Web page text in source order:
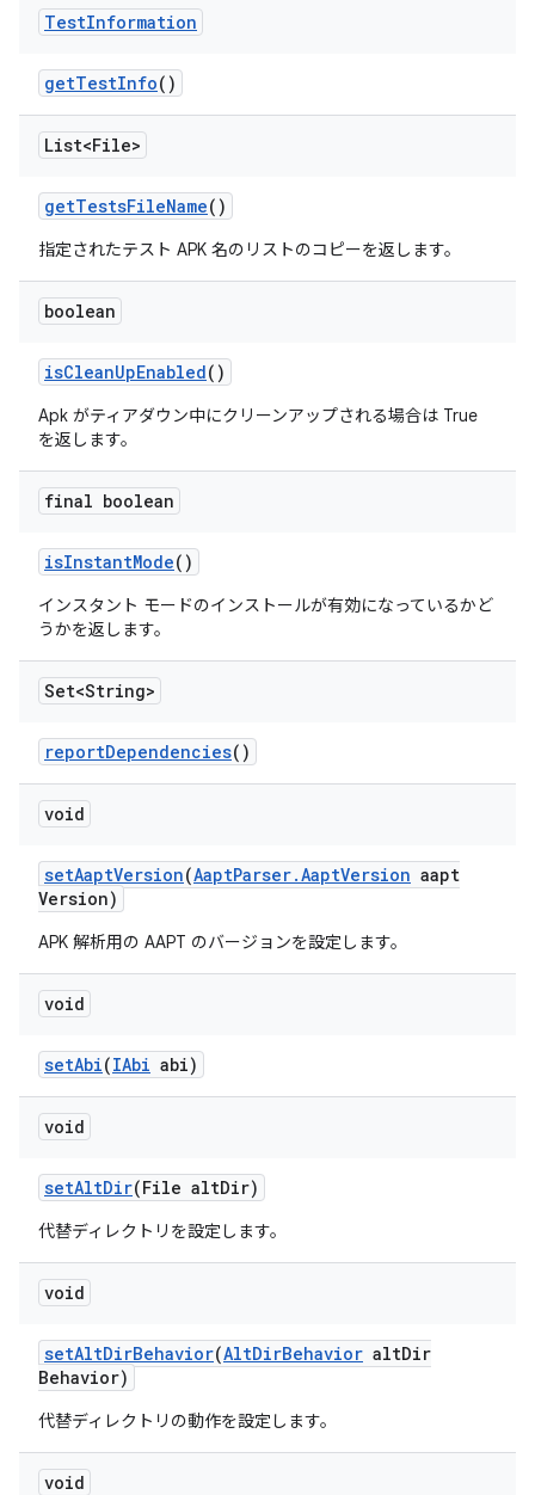
TestInformation
getTestInfo()
List<File>
getTestsFileName()
指定されたテスト APK 名のリストのコピーを返します。
boolean
isCleanUpEnabled()
Apk がティアダウン中にクリーンアップされる場合は True
を返します。
final boolean
isInstantMode()
インスタント モードのインストールが有効になっているかど
うかを返します。
Set<String>
reportDependencies()
void
setAaptVersion(AaptParser.AaptVersion aapt
Version)
APK 解析用の AAPT のバージョンを設定します。
void
setAbi(IAbi abi)
void
setAltDir(File altDir)
代替ディレクトリを設定します。
void
setAltDirBehavior(AltDirBehavior altDir
Behavior)
代替ディレクトリの動作を設定します。
void